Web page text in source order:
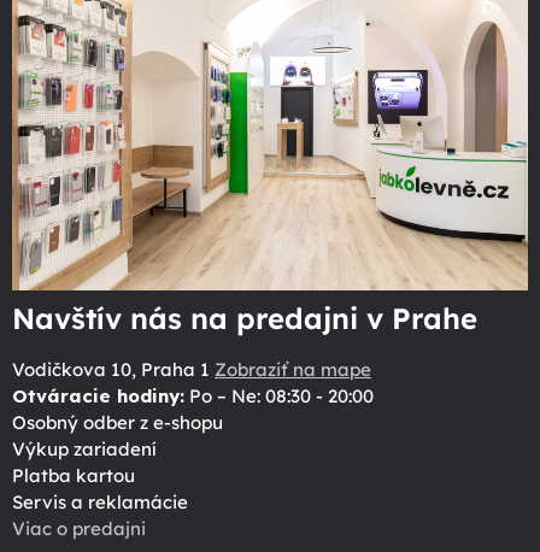
Navštív nás na predajni v Prahe
Vodičkova 10, Praha 1 Zobraziť na mape
Otváracie hodiny: Po – Ne: 08:30 - 20:00
Osobný odber z e-shopu
Výkup zariadení
Platba kartou
Servis a reklamácie
Viac o predajni